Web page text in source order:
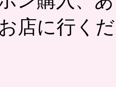
店に行く